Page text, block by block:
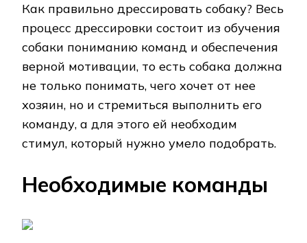
Как правильно дрессировать собаку? Весь
процесс дрессировки состоит из обучения
собаки пониманию команд и обеспечения
верной мотивации, то есть собака должна
не только понимать, чего хочет от нее
хозяин, но и стремиться выполнить его
команду, а для этого ей необходим
стимул, который нужно умело подобрать.
Необходимые команды